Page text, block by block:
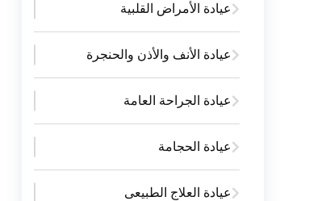
عيادة الأمراض القلبية
عيادة الأنف والأذن والحنجرة
عيادة الجراحة العامة
عيادة الحجامة
عيادة العلاج الطبيعى